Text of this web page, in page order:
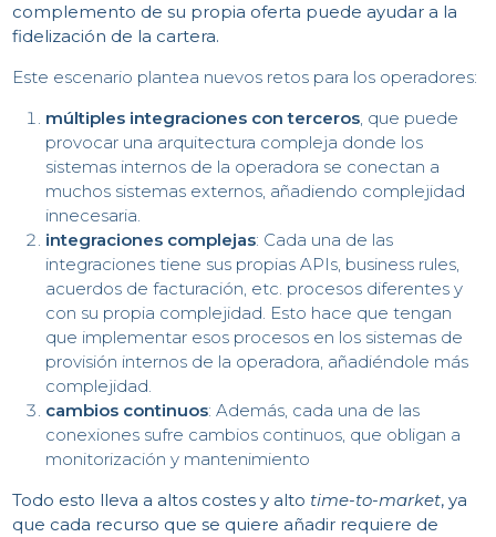
complemento de su propia oferta puede ayudar a la
fidelización de la cartera.
Este escenario plantea nuevos retos para los operadores:
múltiples integraciones con terceros, que puede
provocar una arquitectura compleja donde los
sistemas internos de la operadora se conectan a
muchos sistemas externos, añadiendo complejidad
innecesaria.
integraciones complejas: Cada una de las
integraciones tiene sus propias APIs, business rules,
acuerdos de facturación, etc. procesos diferentes y
con su propia complejidad. Esto hace que tengan
que implementar esos procesos en los sistemas de
provisión internos de la operadora, añadiéndole más
complejidad.
cambios continuos: Además, cada una de las
conexiones sufre cambios continuos, que obligan a
monitorización y mantenimiento
Todo esto lleva a altos costes y alto time-to-market, ya
que cada recurso que se quiere añadir requiere de